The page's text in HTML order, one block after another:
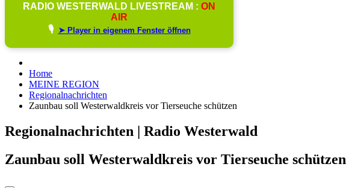
RADIO WESTERWALD LIVESTREAM : ON
AIR
🎙️ ➤ Player in eigenem Fenster öffnen
Home
MEINE REGION
Regionalnachrichten
Zaunbau soll Westerwaldkreis vor Tierseuche schützen
Regionalnachrichten | Radio Westerwald
Zaunbau soll Westerwaldkreis vor Tierseuche schützen